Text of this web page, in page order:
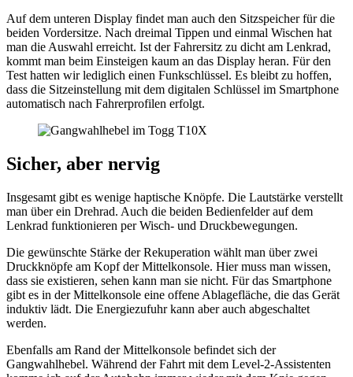
Auf dem unteren Display findet man auch den Sitzspeicher für die
beiden Vordersitze. Nach dreimal Tippen und einmal Wischen hat
man die Auswahl erreicht. Ist der Fahrersitz zu dicht am Lenkrad,
kommt man beim Einsteigen kaum an das Display heran. Für den
Test hatten wir lediglich einen Funkschlüssel. Es bleibt zu hoffen,
dass die Sitzeinstellung mit dem digitalen Schlüssel im Smartphone
automatisch nach Fahrerprofilen erfolgt.
Sicher, aber nervig
Insgesamt gibt es wenige haptische Knöpfe. Die Lautstärke verstellt
man über ein Drehrad. Auch die beiden Bedienfelder auf dem
Lenkrad funktionieren per Wisch- und Druckbewegungen.
Die gewünschte Stärke der Rekuperation wählt man über zwei
Druckknöpfe am Kopf der Mittelkonsole. Hier muss man wissen,
dass sie existieren, sehen kann man sie nicht. Für das Smartphone
gibt es in der Mittelkonsole eine offene Ablagefläche, die das Gerät
induktiv lädt. Die Energiezufuhr kann aber auch abgeschaltet
werden.
Ebenfalls am Rand der Mittelkonsole befindet sich der
Gangwahlhebel. Während der Fahrt mit dem Level-2-Assistenten